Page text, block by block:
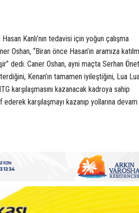
Kanlı’nın tedavisi için yoğun çalışma
Oshan, “Biran önce Hasan’ın aramıza
dedi. Caner Oshan, ayni maçta Serhan
Kenan’ın tamamen iyileştiğini, Lua
karşılaşmasını kazanacak kadroya sahip
karşılaşmayı kazanıp yollarına devam